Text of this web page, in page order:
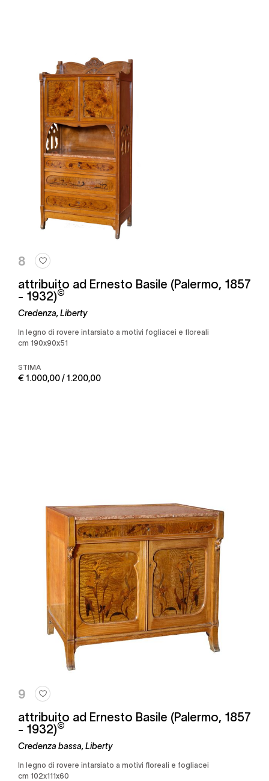
8
attribuito ad Ernesto Basile (Palermo, 1857
- 1932)©
Credenza, Liberty
in legno di rovere intarsiato a motivi fogliacei e floreali
cm 190x90x51
STIMA
€ 1.000,00 / 1.200,00
9
attribuito ad Ernesto Basile (Palermo, 1857
- 1932)©
Credenza bassa, Liberty
in legno di rovere intarsiato a motivi floreali e fogliacei
cm 102x111x60